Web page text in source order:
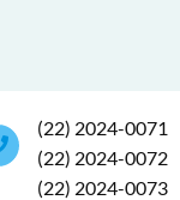
(22) 2024-0071
(22) 2024-0072
(22) 2024-0073